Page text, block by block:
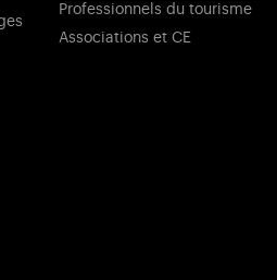
Professionnels du tourisme
Associations et CE